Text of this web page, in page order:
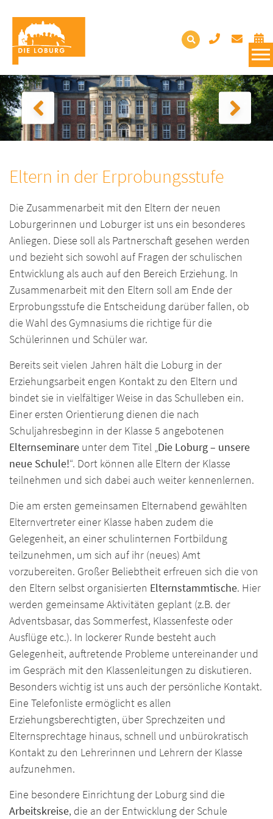
Eltern in der Erprobungsstufe
Die Zusammenarbeit mit den Eltern der neuen
Loburgerinnen und Loburger ist uns ein besonderes
Anliegen. Diese soll als Partnerschaft gesehen werden
und bezieht sich sowohl auf Fragen der schulischen
Entwicklung als auch auf den Bereich Erziehung. In
Zusammenarbeit mit den Eltern soll am Ende der
Erprobungsstufe die Entscheidung darüber fallen, ob
die Wahl des Gymnasiums die richtige für die
Schülerinnen und Schüler war.
Bereits seit vielen Jahren hält die Loburg in der
Erziehungsarbeit engen Kontakt zu den Eltern und
bindet sie in vielfältiger Weise in das Schulleben ein.
Einer ersten Orientierung dienen die nach
Schuljahresbeginn in der Klasse 5 angebotenen
Elternseminare unter dem Titel „Die Loburg – unsere
neue Schule!“. Dort können alle Eltern der Klasse
teilnehmen und sich dabei auch weiter kennenlernen.
Die am ersten gemeinsamen Elternabend gewählten
Elternvertreter einer Klasse haben zudem die
Gelegenheit, an einer schulinternen Fortbildung
teilzunehmen, um sich auf ihr (neues) Amt
vorzubereiten. Großer Beliebtheit erfreuen sich die von
den Eltern selbst organisierten Elternstammtische. Hier
werden gemeinsame Aktivitäten geplant (z.B. der
Adventsbasar, das Sommerfest, Klassenfeste oder
Ausflüge etc.). In lockerer Runde besteht auch
Gelegenheit, auftretende Probleme untereinander und
im Gespräch mit den Klassenleitungen zu diskutieren.
Besonders wichtig ist uns auch der persönliche Kontakt.
Eine Telefonliste ermöglicht es allen
Erziehungsberechtigten, über Sprechzeiten und
Elternsprechtage hinaus, schnell und unbürokratisch
Kontakt zu den Lehrerinnen und Lehrern der Klasse
aufzunehmen.
Eine besondere Einrichtung der Loburg sind die
Arbeitskreise, die an der Entwicklung der Schule